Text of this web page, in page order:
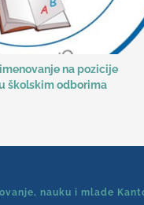
na pozicije
školskim odborima
nauku i mlade